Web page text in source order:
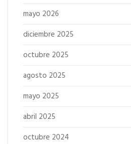
mayo 2026
diciembre 2025
octubre 2025
agosto 2025
mayo 2025
abril 2025
octubre 2024